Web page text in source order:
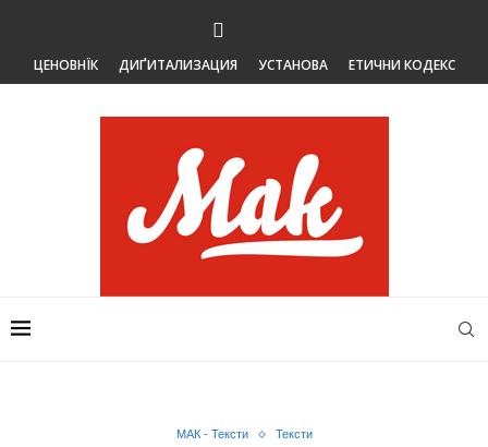
ЦЕНОВНЇК ДИҐИТАЛИЗАЦИЯ УСТАНОВА ЕТИЧНИ КОДЕКС
МАК - Тексти Тексти